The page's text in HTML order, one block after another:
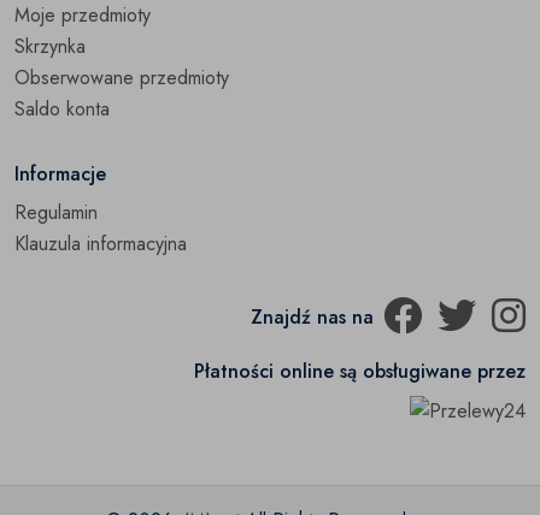
Moje przedmioty
Skrzynka
Obserwowane przedmioty
Saldo konta
Informacje
Regulamin
Klauzula informacyjna
Znajdź nas na
Płatności online są obsługiwane przez